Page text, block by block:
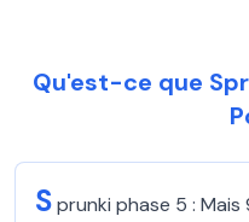
Qu'est-ce que
Sprunki phase 5 :